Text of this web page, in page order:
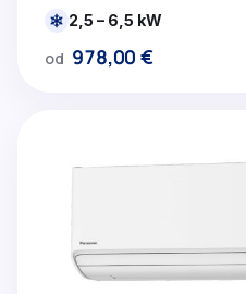
2,5 – 6,5 kW
od 978,00€